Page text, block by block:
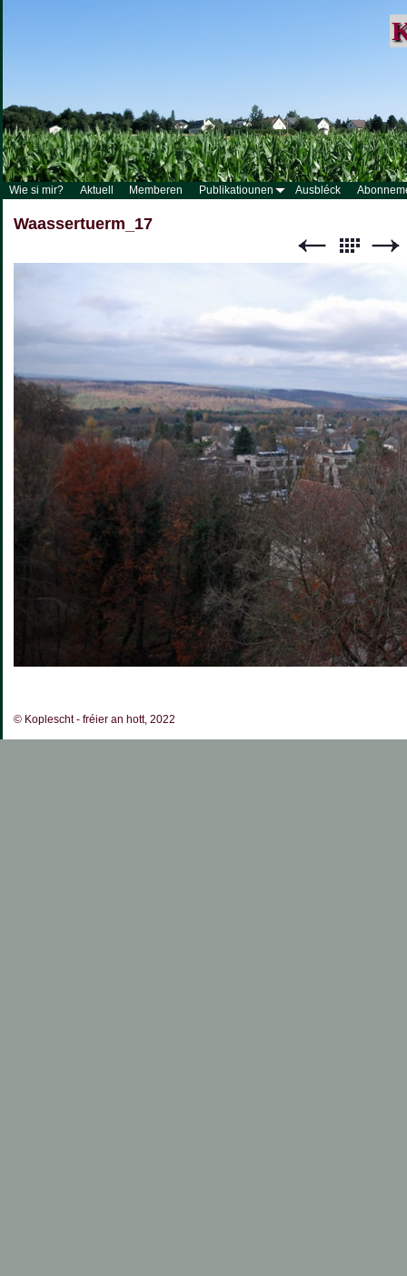
Wie si mir? Aktuell Memberen Publikatiounen Ausbléck
Waassertuerm_17
© Koplescht - fréier an hott, 2022